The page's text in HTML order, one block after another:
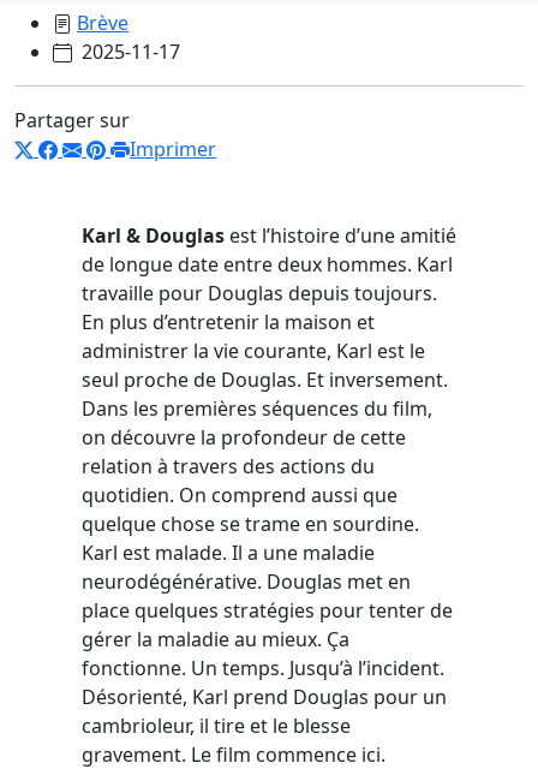
Brève
2025-11-17
Partager sur
Imprimer
Karl & Douglas est l’histoire d’une amitié
de longue date entre deux hommes. Karl
travaille pour Douglas depuis toujours.
En plus d’entretenir la maison et
administrer la vie courante, Karl est le
seul proche de Douglas. Et inversement.
Dans les premières séquences du film,
on découvre la profondeur de cette
relation à travers des actions du
quotidien. On comprend aussi que
quelque chose se trame en sourdine.
Karl est malade. Il a une maladie
neurodégénérative. Douglas met en
place quelques stratégies pour tenter de
gérer la maladie au mieux. Ça
fonctionne. Un temps. Jusqu’à l’incident.
Désorienté, Karl prend Douglas pour un
cambrioleur, il tire et le blesse
gravement. Le film commence ici.